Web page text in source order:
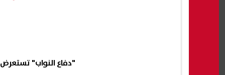
"دفاع النواب"